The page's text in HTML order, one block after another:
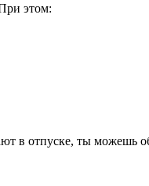
этом:
в отпуске, ты можешь